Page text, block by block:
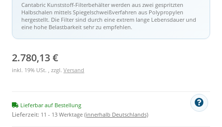
Cantabric Kunststoff-Filterbehälter werden aus zwei gespritzten
Halbschalen mittels Spiegelschweißverfahren aus Polypropylen
hergestellt. Die Filter sind durch eine extrem lange Lebensdauer und
eine hohe Belastbarkeit sehr zu empfehlen.
2.780,13 €
inkl. 19% USt. , zzgl. Versand
Lieferbar auf Bestellung
Lieferzeit: 11 - 13 Werktage (innerhalb Deutschlands)